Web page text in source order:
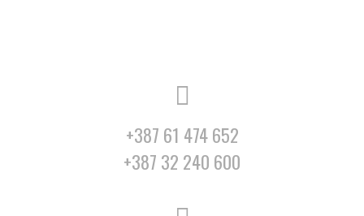
+387 61 474 652
+387 32 240 600